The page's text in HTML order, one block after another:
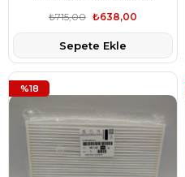
9813908880
₺638,00
₺715,00
Sepete Ekle
%18